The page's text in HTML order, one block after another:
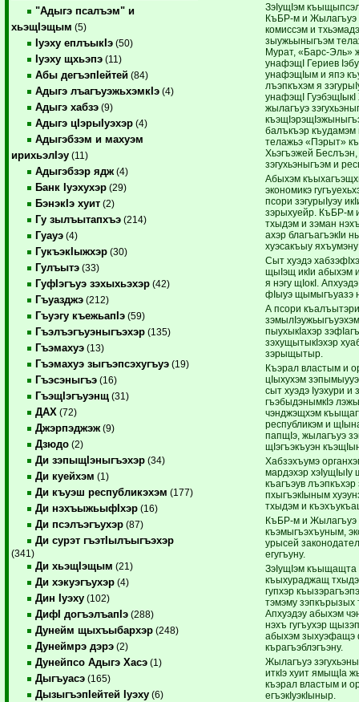
"Адыгэ псалъэм" и
хьэщIэщым (5)
Iуэху еплъыкIэ (50)
Iуэху щхьэпэ (11)
Абы дегъэпIейтей (84)
Адыгэ лъагъуэжьхэмкIэ (4)
Адыгэ хабзэ (9)
Адыгэ цIэрыIуэхэр (4)
Адыгэбзэм и махуэм
ирихьэлIэу (11)
Адыгэбзэр ядж (4)
Банк Iуэхухэр (29)
БэнэкIэ хуит (2)
Гу зылъытапхъэ (214)
Гуауэ (4)
ГукъэкIыжхэр (30)
Гулъытэ (33)
ГуфIэгъуэ зэхыхьэхэр (42)
Гъуазджэ (212)
Гъуэгу къежьапIэ (59)
Гъэлъэгъуэныгъэхэр (135)
Гъэмахуэ (13)
Гъэмахуэ зыгъэпсэхугъуэ (19)
Гъэсэныгъэ (16)
ГъэщIэгъуэнщ (31)
ДАХ (72)
Джэрпэджэж (9)
Дзюдо (2)
Ди зэпыщIэныгъэхэр (34)
Ди куейхэм (1)
Ди къуэш республикэхэм (177)
Ди нэхъыжьыфIхэр (16)
Ди псэлъэгъухэр (87)
Ди сурэт гъэтIылъыгъэхэр
(341)
Ди хьэщIэщым (21)
Ди хэкуэгъухэр (4)
Дин Iуэху (102)
ДифI догъэлъапIэ (288)
Дунейм щыхъыбархэр (248)
Дунеймрэ дэрэ (2)
Дунейпсо Адыгэ Хасэ (1)
Дыгъуасэ (165)
ДызыгъэпIейтей Iуэху (6)
ЗэIущIэм
КъБР-м и Жылагъуэ
комиссэм и
зыужьыныгъэм
Мурат, «Барс-Эль»
унафэщI Гериев
унафэщIым и япэ
лъэпкъхэм я
унафэщI
жылагъуэ
балъкъэр къудамэм
телажьэ «Пэрыт»
Хьэгъэжей
зэгухьэныгъэм и
Абыхэм
экономикэ
псори зэгурыIуэу
зэрыхуейр. КъБР-м
тхыдэм и зэман
ахэр благъагъэкIи
хуэсакъыу
Сыт хуэдэ
щыIэщ икIи абыхэм
я нэгу щIокI.
фIыуэ щымыгъуазэ
А псори
пыухыкIахэр
зэхущытыкIэхэр
зэрыщытыр.
Къэрал властым и
цIыхухэм
сыт хуэдэ Iуэхури
гъэбыдэнымкIэ
чэнджэщхэм
республикэм и
папщIэ, жылагъуэ
щIэгъэкъуэн
Хабзэхъумэ
мардэхэр хэIущIыIу
къагъэув
пхыгъэкIыным
тхыдэм и
КъБР-м и Жылагъуэ
къэмыгъэхъуным,
урысей
егугъуну.
ЗэIущIэм къыщащта
къыхураджащ
гупхэр
тэмэму зэпкърызых
Апхуэдэу абыхэм
нэхъ гугъухэр
абыхэм зыхуэфащэ
кърагъэблэгъэну.
Жылагъуэ
иткIэ хуит ямыщIа
къэрал властым и
егъэкIуэкIыныр.